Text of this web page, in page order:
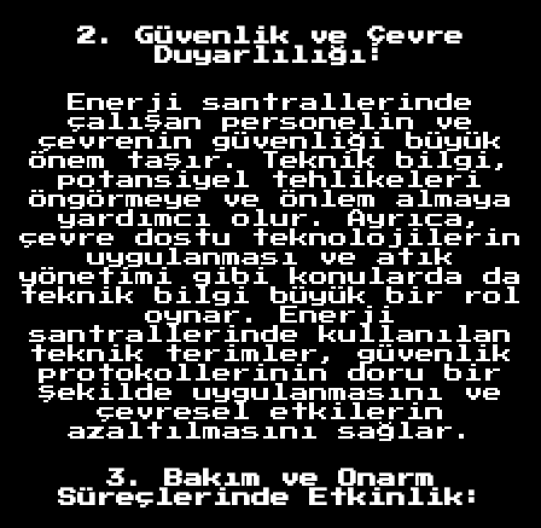
2. Güvenlik ve Çevre
Duyarlılığı:
Enerji santrallerinde
çalışan personelin ve
çevrenin güvenliği büyük
önem taşır. Teknik bilgi,
potansiyel tehlikeleri
öngörmeye ve önlem almaya
yardımcı olur. Ayrıca,
çevre dostu teknolojilerin
uygulanması ve atık
yönetimi gibi konularda da
teknik bilgi büyük bir rol
oynar. Enerji
santrallerinde kullanılan
teknik terimler, güvenlik
protokollerinin doru bir
şekilde uygulanmasını ve
çevresel etkilerin
azaltılmasını sağlar.
3. Bakım ve Onarm
Süreçlerinde Etkinlik: